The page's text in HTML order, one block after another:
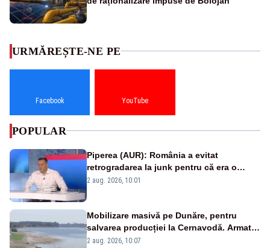
URMĂREȘTE-NE PE
Facebook YouTube
POPULAR
Piperea (AUR): România a evitat
retrogradarea la junk pentru că era o
catastrofă pentru bănci și fondurile de
2 aug. 2026, 10:01
Mobilizare masivă pe Dunăre, pentru
salvarea producției la Cernavodă. Armata
va detona o stâncă și va devia apa
2 aug. 2026, 10:07